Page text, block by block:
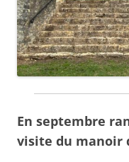
En septembre
visite du manoir